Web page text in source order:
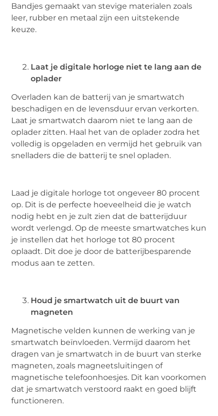
Bandjes gemaakt van stevige materialen zoals
leer, rubber en metaal zijn een uitstekende
keuze.
Laat je digitale horloge niet te lang aan de
oplader
Overladen kan de batterij van je smartwatch
beschadigen en de levensduur ervan verkorten.
Laat je smartwatch daarom niet te lang aan de
oplader zitten. Haal het van de oplader zodra het
volledig is opgeladen en vermijd het gebruik van
snelladers die de batterij te snel opladen.
Laad je digitale horloge tot ongeveer 80 procent
op. Dit is de perfecte hoeveelheid die je watch
nodig hebt en je zult zien dat de batterijduur
wordt verlengd. Op de meeste smartwatches kun
je instellen dat het horloge tot 80 procent
oplaadt. Dit doe je door de batterijbesparende
modus aan te zetten.
Houd je smartwatch uit de buurt van
magneten
Magnetische velden kunnen de werking van je
smartwatch beïnvloeden. Vermijd daarom het
dragen van je smartwatch in de buurt van sterke
magneten, zoals magneetsluitingen of
magnetische telefoonhoesjes. Dit kan voorkomen
dat je smartwatch verstoord raakt en goed blijft
functioneren.